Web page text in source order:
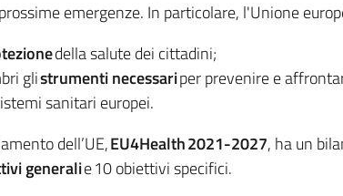
emergenze. In particolare, l'Unione
della salute dei cittadini;
glistrumenti necessariper prevenire e
sanitari europei.
dell’UE,EU4Health2021-2027, ha un
generalie 10 obiettivi specifici.